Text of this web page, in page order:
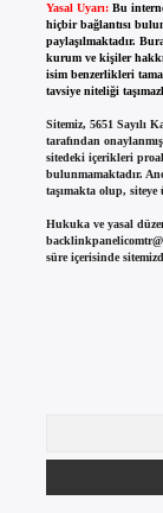
Yasal Uyarı: Bu
hiçbir bağlantısı
paylaşılmaktadır.
kurum ve kişiler
isim benzerlikleri
tavsiye niteliği
Sitemiz, 5651 Sayılı
tarafından
sitedeki içerikleri
bulunmamaktadır.
taşımakta olup,
Hukuka ve yasal
süre içerisinde